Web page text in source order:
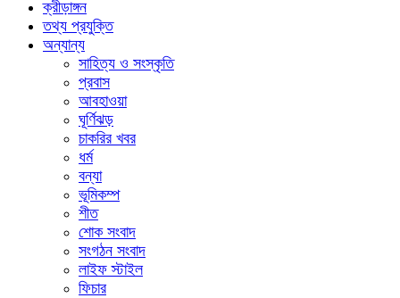
ক্রীড়াঙ্গন
তথ্য প্রযুক্তি
অন্যান্য
সাহিত্য ও সংস্কৃতি
প্রবাস
আবহাওয়া
ঘূর্ণিঝড়
চাকরির খবর
ধর্ম
বন্যা
ভূমিকম্প
শীত
শোক সংবাদ
সংগঠন সংবাদ
লাইফ স্টাইল
ফিচার